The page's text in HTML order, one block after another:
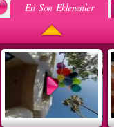
En Son Eklenenler